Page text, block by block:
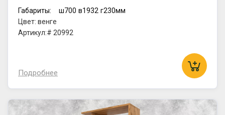
Габариты: ш700 в1932 г230мм
Цвет: венге
Артикул:# 20992
Подробнее